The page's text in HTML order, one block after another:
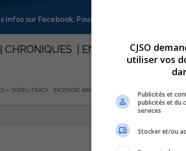
infos sur Facebook. Pour ne rien manquer à
CHRONIQUES ENTREVUES
» SOREL-TRACY : INCENDIE RAPIDEMENT MAÎTRISÉ À L’ÉTAGE
CJSO
utiliser vos
Publicités et
publicités et du
services
Stocker et/ou